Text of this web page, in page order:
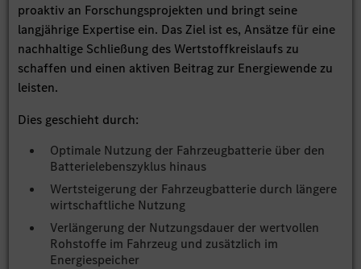
proaktiv an Forschungsprojekten und bringt seine
langjährige Expertise ein. Das Ziel ist es, Ansätze für eine
nachhaltige Schließung des Wertstoffkreislaufs zu
schaffen und einen aktiven Beitrag zur Energiewende zu
leisten.
Dies geschieht durch:
Optimale Nutzung der Fahrzeugbatterie über den
Batterielebenszyklus hinaus
Wertsteigerung der Fahrzeugbatterie durch längere
wirtschaftliche Nutzung
Verlängerung der Nutzungsdauer der wertvollen
Rohstoffe im Fahrzeug und zusätzlich im
Energiespeicher